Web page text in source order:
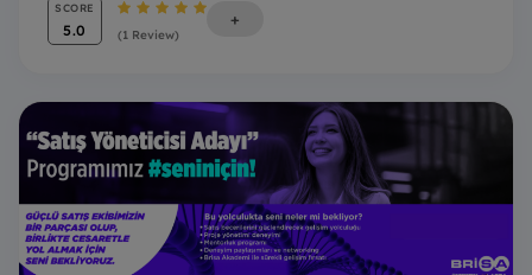
SCORE
5.0 (1 Review)
+